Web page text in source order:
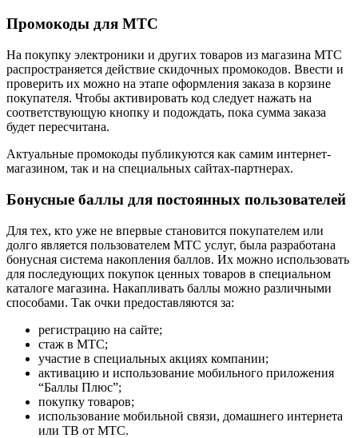
Промокоды для МТС
На покупку электроники и других товаров из магазина МТС
распространяется действие скидочных промокодов. Ввести и
проверить их можно на этапе оформления заказа в корзине
покупателя. Чтобы активировать код следует нажать на
соответствующую кнопку и подождать, пока сумма заказа
будет пересчитана.
Актуальные промокоды публикуются как самим интернет-
магазином, так и на специальных сайтах-партнерах.
Бонусные баллы для постоянных пользователей
Для тех, кто уже не впервые становится покупателем или
долго является пользователем МТС услуг, была разработана
бонусная система накопления баллов. Их можно использовать
для последующих покупок ценных товаров в специальном
каталоге магазина. Накапливать баллы можно различными
способами. Так очки предоставляются за:
регистрацию на сайте;
стаж в МТС;
участие в специальных акциях компании;
активацию и использование мобильного приложения
“Баллы Плюс”;
покупку товаров;
использование мобильной связи, домашнего интернета
или ТВ от МТС.